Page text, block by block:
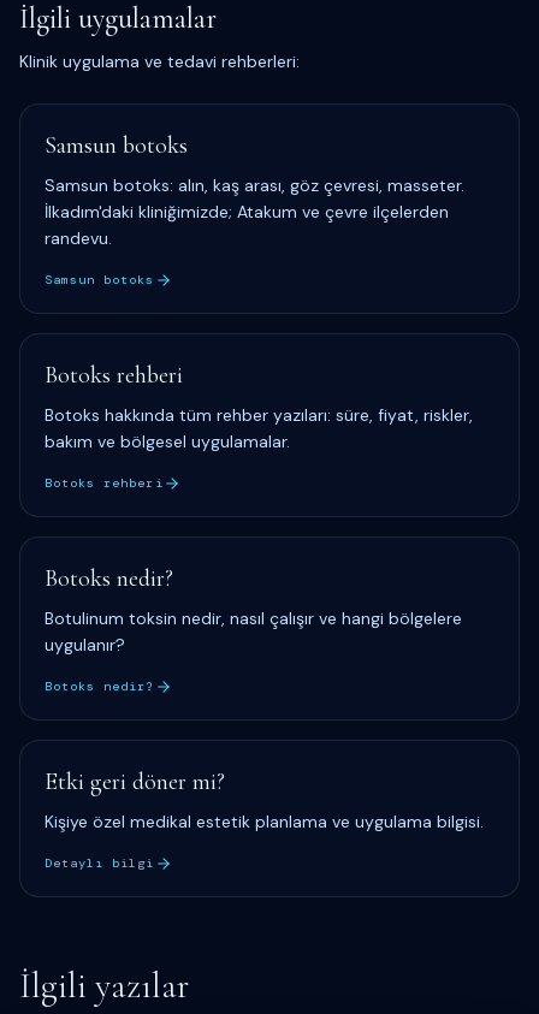
İlgili uygulamalar
Klinik uygulama ve tedavi rehberleri:
Samsun botoks
Samsun botoks: alın, kaş arası, göz çevresi, masseter.
İlkadım'daki kliniğimizde; Atakum ve çevre ilçelerden
randevu.
Samsun botoks
Botoks rehberi
Botoks hakkında tüm rehber yazıları: süre, fiyat, riskler,
bakım ve bölgesel uygulamalar.
Botoks rehberi
Botoks nedir?
Botulinum toksin nedir, nasıl çalışır ve hangi bölgelere
uygulanır?
Botoks nedir?
Etki geri döner mi?
Kişiye özel medikal estetik planlama ve uygulama bilgisi.
Detaylı bilgi
İlgili yazılar